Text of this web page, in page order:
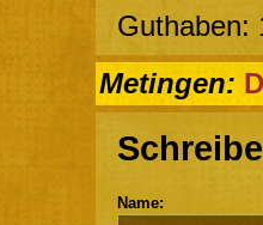
Guthaben:
Metingen:
Name: